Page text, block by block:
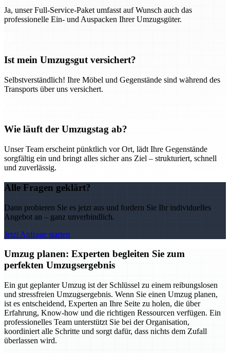
Ja, unser Full-Service-Paket umfasst auf Wunsch auch das
professionelle Ein- und Auspacken Ihrer Umzugsgüter.
Ist mein Umzugsgut versichert?
Selbstverständlich! Ihre Möbel und Gegenstände sind während des
Transports über uns versichert.
Wie läuft der Umzugstag ab?
Unser Team erscheint pünktlich vor Ort, lädt Ihre Gegenstände
sorgfältig ein und bringt alles sicher ans Ziel – strukturiert, schnell
und zuverlässig.
Alle Fragen geklärt?
Dann probieren Sie es jetzt aus und fordern Sie Ihr individuelles
Angebot an – ganz unverbindlich.
Jetzt Anfrage starten
Umzug planen: Experten begleiten Sie zum
perfekten Umzugsergebnis
Ein gut geplanter Umzug ist der Schlüssel zu einem reibungslosen
und stressfreien Umzugsergebnis. Wenn Sie einen Umzug planen,
ist es entscheidend, Experten an Ihre Seite zu holen, die über
Erfahrung, Know-how und die richtigen Ressourcen verfügen. Ein
professionelles Team unterstützt Sie bei der Organisation,
koordiniert alle Schritte und sorgt dafür, dass nichts dem Zufall
überlassen wird.